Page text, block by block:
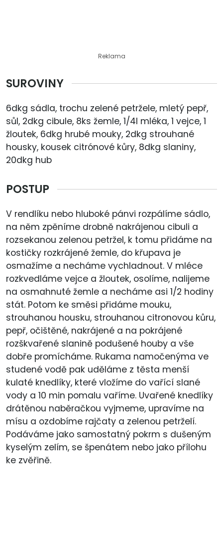
Reklama
SUROVINY
6dkg sádla, trochu zelené petržele, mletý pepř,
sůl, 2dkg cibule, 8ks žemle, 1/4l mléka, 1 vejce, 1
žloutek, 6dkg hrubé mouky, 2dkg strouhané
housky, kousek citrónové kůry, 8dkg slaniny,
20dkg hub
POSTUP
V rendlíku nebo hluboké pánvi rozpálíme sádlo,
na něm zpěníme drobně nakrájenou cibuli a
rozsekanou zelenou petržel, k tomu přidáme na
kostičky rozkrájené žemle, do křupava je
osmažíme a necháme vychladnout. V mléce
rozkvedláme vejce a žloutek, osolíme, nalijeme
na osmahnuté žemle a necháme asi 1/2 hodiny
stát. Potom ke směsi přidáme mouku,
strouhanou housku, strouhanou citronovou kůru,
pepř, očištěné, nakrájené a na pokrájené
rozškvařené slanině podušené houby a vše
dobře promícháme. Rukama namočenýma ve
studené vodě pak uděláme z těsta menší
kulaté knedlíky, které vložíme do vařící slané
vody a 10 min pomalu vaříme. Uvařené knedlíky
drátěnou naběračkou vyjmeme, upravíme na
mísu a ozdobíme rajčaty a zelenou petrželí.
Podáváme jako samostatný pokrm s dušeným
kyselým zelím, se špenátem nebo jako přílohu
ke zvěřině.